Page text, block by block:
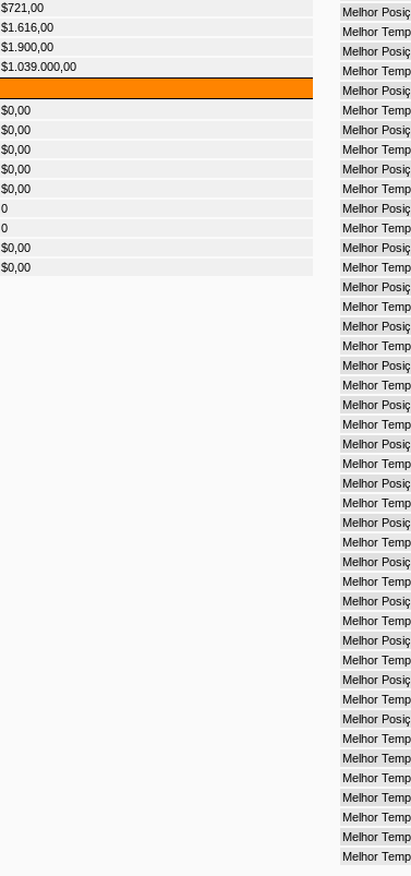
$721,00
$1.616,00
$1.900,00
$1.039.000,00
$0,00
$0,00
$0,00
$0,00
$0,00
0
0
$0,00
$0,00
Melhor
Melhor
Melhor
Melhor
Melhor
Melhor
Melhor
Melhor
Melhor
Melhor
Melhor
Melhor
Melhor
Melhor
Melhor
Melhor
Melhor
Melhor
Melhor
Melhor
Melhor
Melhor
Melhor
Melhor
Melhor
Melhor
Melhor
Melhor
Melhor
Melhor
Melhor
Melhor
Melhor
Melhor
Melhor
Melhor
Melhor
Melhor
Melhor
Melhor
Melhor
Melhor
Melhor
Melhor